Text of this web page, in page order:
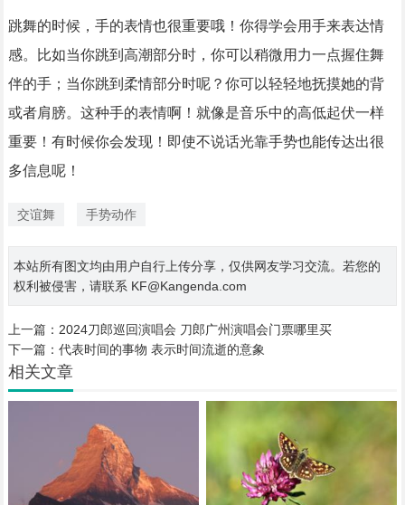
跳舞的时候，手的表情也很重要哦！你得学会用手来表达情
感。比如当你跳到高潮部分时，你可以稍微用力一点握住舞
伴的手；当你跳到柔情部分时呢？你可以轻轻地抚摸她的背
或者肩膀。这种手的表情啊！就像是音乐中的高低起伏一样
重要！有时候你会发现！即使不说话光靠手势也能传达出很
多信息呢！
交谊舞 手势动作
本站所有图文均由用户自行上传分享，仅供网友学习交流。若您的
权利被侵害，请联系 KF@Kangenda.com
上一篇： 2024刀郎巡回演唱会 刀郎广州演唱会门票哪里买
下一篇： 代表时间的事物 表示时间流逝的意象
相关文章